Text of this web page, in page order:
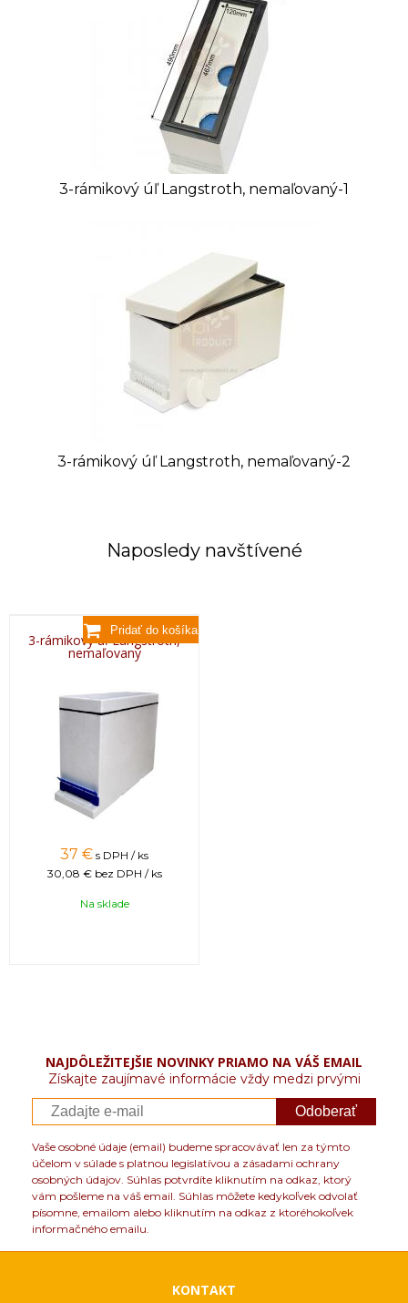
3-rámikový úľ Langstroth, nemaľovaný-1
3-rámikový úľ Langstroth, nemaľovaný-2
Naposledy navštívené
3-rámikový úľ Langstroth,
nemaľovaný
37 € s DPH / ks
30,08 € bez DPH / ks
Na sklade
NAJDÔLEŽITEJŠIE NOVINKY PRIAMO NA VÁŠ EMAIL
Získajte zaujímavé informácie vždy medzi prvými
Odoberať
Vaše osobné údaje (email) budeme spracovávať len za týmto
účelom v súlade s platnou legislatívou a zásadami ochrany
osobných údajov. Súhlas potvrdíte kliknutím na odkaz, ktorý
vám pošleme na váš email. Súhlas môžete kedykoľvek odvolať
písomne, emailom alebo kliknutím na odkaz z ktoréhokoľvek
informačného emailu.
KONTAKT